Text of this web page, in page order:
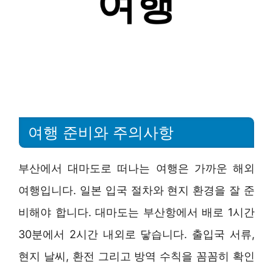
여행 준비와 주의사항
부산에서 대마도로 떠나는 여행은 가까운 해외
여행입니다. 일본 입국 절차와 현지 환경을 잘 준
비해야 합니다. 대마도는 부산항에서 배로 1시간
30분에서 2시간 내외로 닿습니다. 출입국 서류,
현지 날씨, 환전 그리고 방역 수칙을 꼼꼼히 확인